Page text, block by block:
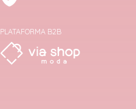
PLATAFORMA B2B